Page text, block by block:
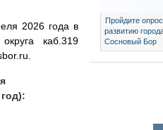
2026 года в
каб.319
Пройдите
развитию
Сосновый Бор